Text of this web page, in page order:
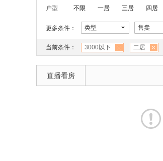
户型 不限 一居 三居 四居
更多条件： 类型 售卖
当前条件： 3000以下 二居
直播看房